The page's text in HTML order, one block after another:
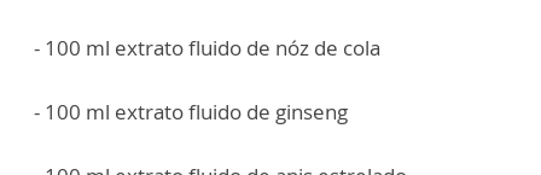
- 100 ml extrato fluido de nóz de cola
- 100 ml extrato fluido de ginseng